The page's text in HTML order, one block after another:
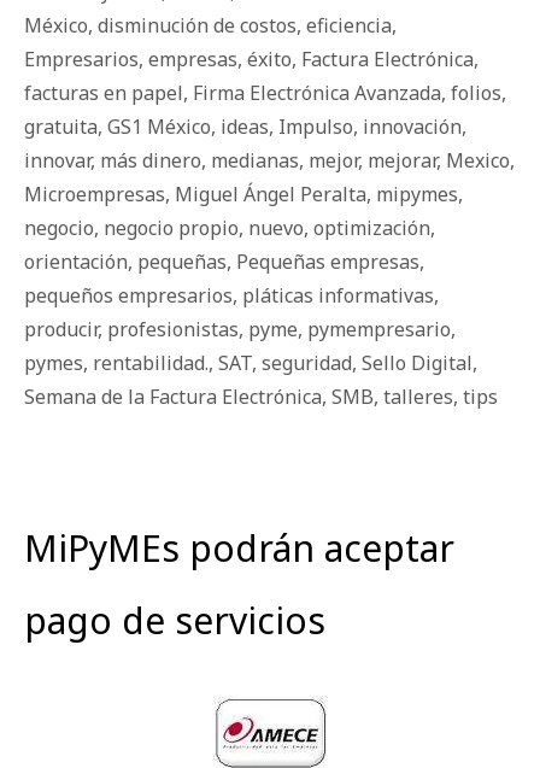
México, disminución de costos, eficiencia,
Empresarios, empresas, éxito, Factura Electrónica,
facturas en papel, Firma Electrónica Avanzada, folios,
gratuita, GS1 México, ideas, Impulso, innovación,
innovar, más dinero, medianas, mejor, mejorar, Mexico,
Microempresas, Miguel Ángel Peralta, mipymes,
negocio, negocio propio, nuevo, optimización,
orientación, pequeñas, Pequeñas empresas,
pequeños empresarios, pláticas informativas,
producir, profesionistas, pyme, pymempresario,
pymes, rentabilidad., SAT, seguridad, Sello Digital,
Semana de la Factura Electrónica, SMB, talleres, tips
MiPyMEs podrán aceptar
pago de servicios